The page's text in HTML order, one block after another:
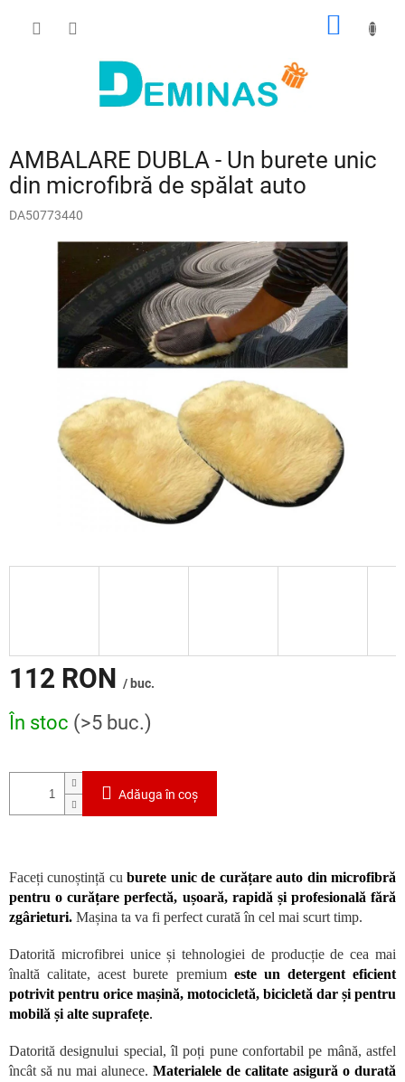
COŞ
AMBALARE DUBLA - Un burete unic
din microfibră de spălat auto
DA50773440
112 RON / buc.
Evaluare
preţ:
În stoc (>5 buc.)
Adăuga în coş
Faceți cunoștință cuburete unic de curățare auto din microfibră
pentru o curățare perfectă, ușoară, rapidă și profesională fără
zgârieturi. Mașina ta va fi perfect curată în cel mai scurt timp.
Datorită microfibrei unice și tehnologiei de producție de cea mai
înaltă calitate, acest burete premium este un detergent eficient
potrivit pentru orice mașină, motocicletă, bicicletă dar și pentru
mobilă și alte suprafețe.
Datorită designului special, îl poți pune confortabil pe mână, astfel
încât să nu mai alunece. Materialele de calitate asigură o durată